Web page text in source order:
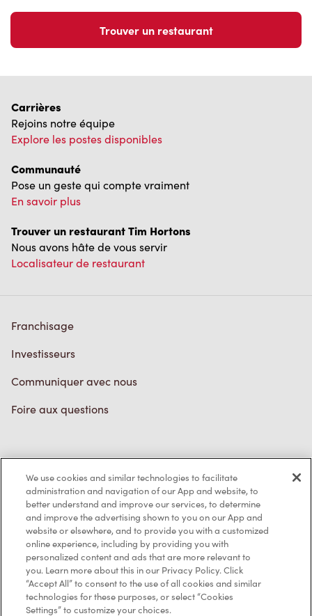
Trouver un restaurant
Carrières
Rejoins notre équipe
Explore les postes disponibles
Communauté
Pose un geste qui compte vraiment
En savoir plus
Trouver un restaurant Tim Hortons
Nous avons hâte de vous servir
Localisateur de restaurant
Franchisage
Investisseurs
Communiquer avec nous
Foire aux questions
Politique de confidentialité
Conditions de service
Marques de commerce
Accessibilité
Diagnostic
We use cookies and similar technologies to facilitate
administration and navigation of our App and website, to
better understand and improve our services, to determine
and improve the advertising shown to you on our App and
website or elsewhere, and to provide you with a customized
online experience, including by providing you with
personalized content and ads that are more relevant to
you. Learn more about this in our Privacy Policy. Click
“Accept All” to consent to the use of all cookies and similar
technologies for these purposes, or select “Cookies
Settings” to customize your choices.